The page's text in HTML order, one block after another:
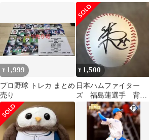
くじ4等 福島蓮
¥ 1,999
プロ野球 トレカ まとめ
売り
¥ 1,500
日本ハムファイター
ズ 福島蓮選手 背番
号45 直筆サイン入りボ
ール